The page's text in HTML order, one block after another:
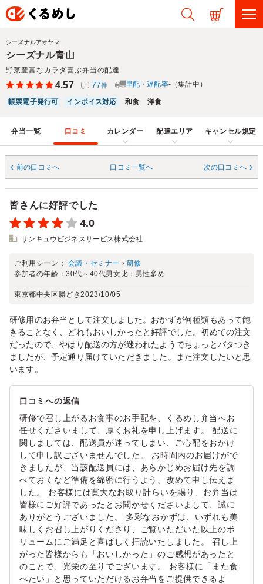
シーズナル青山
野菜豊富なカラダ喜ぶ弁当の配達
シーズナルアオヤマ
4.57 77件 早配・遅配率-（集計中）
帳票電子発行可 インボイス対応 和食 洋食
弁当一覧 口コミ カレンダー 配達エリア キャンセル規定
前の口コミへ 口コミ一覧へ 次の口コミへ
皆さんに好評でした
4.0
サンキュウビジネスサービス株式会社
ご利用シーン： 会議・セミナー › 研修
参加者の年齢：30代～40代男女比： 男性多め
東京都中央区勝どき2023/10/05
研修用のお弁当として注文しました。おかずが何種類もあって飽
きることなく、どれもおいしかったと好評でした。初めての注文
だったので、やはり配送の方が迷われたようでちょっとバタつき
ましたが、予定通り届けていただきました。また注文したいと思
います。
口コミへの返信
研修で召し上がるお食事のお手配を、くるめし弁当へお
任せくださいまして、厚くお礼を申し上げます。 配送に
関しましては、配送員が迷ってしまい、ご心配をおかけ
して申し訳ございませんでした。 お時間内のお届けがで
きましたが、当該配送員には、あらかじめお届け先を調
べておくなど準備を綿密に行うよう、改めて申し伝えま
した。 お客様には寛大なお取り計らいを賜り、お弁当は
皆様にご好評であったとお聞かせくださいまして、誠に
ありがとうございました。 多彩なおかずは、いずれも美
味しくお召し上がりくださり、ご覧いただいた以上のボ
リュームにご満足と喜ばしく拝読いたしました。 召し上
がった皆様からも「おいしかった」のご感想があったと
のことで、光栄の至りでございます。 お客様に「また食
べたい」と思っていただけるお弁当をご提供できるよ